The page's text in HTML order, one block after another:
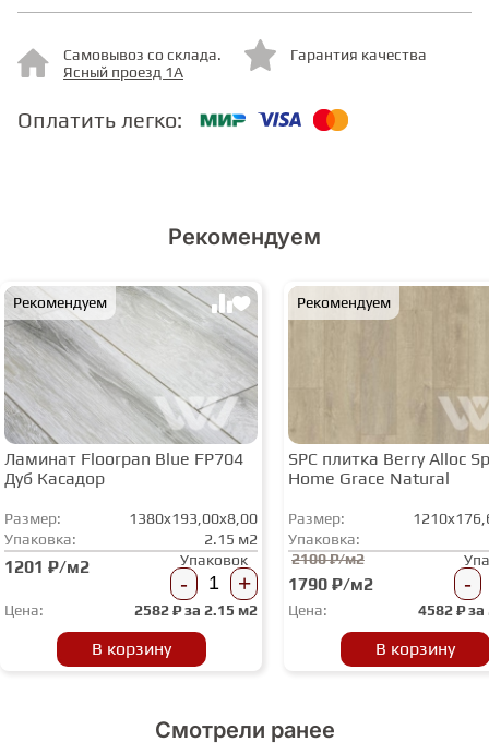
ЛАМИНАТ SWF
Самовывоз со склада.
Ясный проезд 1А
Гарантия качества
Оплатить легко:
Рекомендуем
Рекомендуем
Ламинат Floorpan Blue FP704
Дуб Касадор
Размер:
1380x193,00x8,00
Упаковка:
2.15 м2
1201 ₽/м2 Упаковок
- +
Цена: 2582₽ за 2.15 м2
В корзину
Рекомендуем
SPC плитка Berry Alloc
Home Grace Natural
Размер:
Упаковка:
2100 ₽/м2
1790 ₽/м2 -
Цена: 4582₽ за
В корзину
Смотрели ранее